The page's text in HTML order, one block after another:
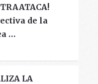
de la
…
LA